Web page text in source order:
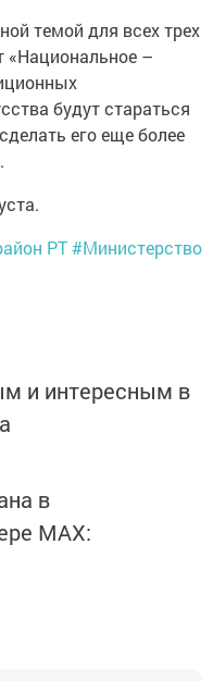
темой для всех трех
«Национальное –
будут стараться
его еще более
РТ#Министерство
и интересным в
в
MАХ: